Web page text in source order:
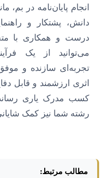
انجام پایان‌نامه در بم،
دانش، پشتکار و
درست و همکاری با
می‌توانید از یک
تجربه‌ای سازنده و
اثری ارزشمند و قابل
کسب مدرک یاری
رشته شما نیز کمک
مطالب مرتبط: